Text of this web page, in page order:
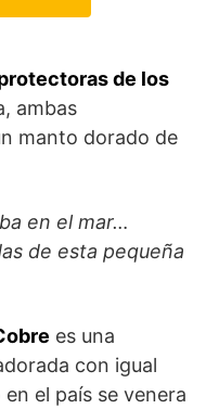
de los
ambas
manto dorado de
en el mar…
de esta pequeña
es una
con igual
el país se venera